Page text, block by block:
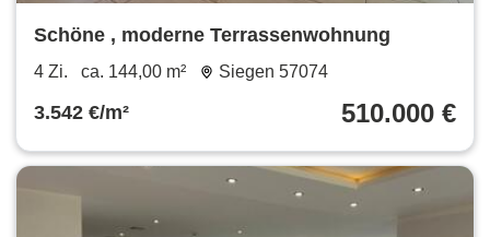
Schöne , moderne Terrassenwohnung
4 Zi. ca. 144,00 m² Siegen 57074
3.542 €/m² 510.000 €